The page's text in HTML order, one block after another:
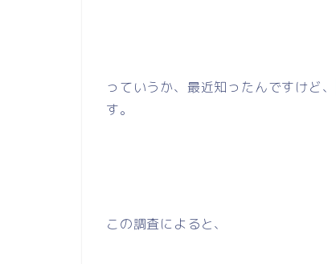
っていうか、最近知ったんですけど、
す。
この調査によると、